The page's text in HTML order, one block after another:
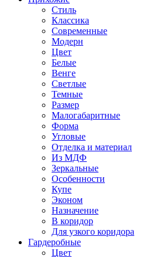
Стиль
Классика
Современные
Модерн
Цвет
Белые
Венге
Светлые
Темные
Размер
Малогабаритные
Форма
Угловые
Отделка и материал
Из МДФ
Зеркальные
Особенности
Купе
Эконом
Назначение
В коридор
Для узкого коридора
Гардеробные
Цвет